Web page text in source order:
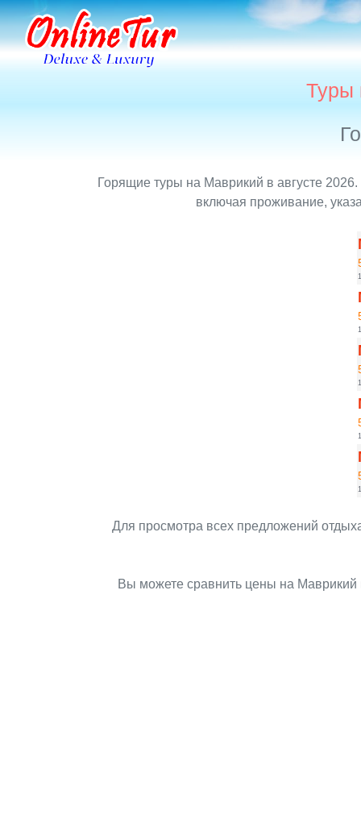
Туры
Горящие туры на Маврикий в августе
включая проживание,
Для просмотра всех предложений
Вы можете сравнить цены на Маврикий